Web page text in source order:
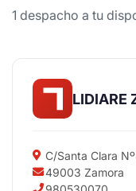
1 despacho a tu
LIDIARE
C/Santa Clara
49003 Zamora